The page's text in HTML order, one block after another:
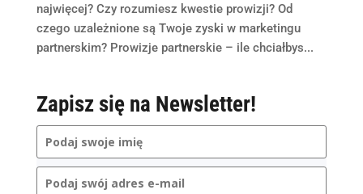
najwięcej? Czy rozumiesz kwestie prowizji? Od
czego uzależnione są Twoje zyski w marketingu
partnerskim? Prowizje partnerskie – ile chciałbys...
Zapisz się na Newsletter!